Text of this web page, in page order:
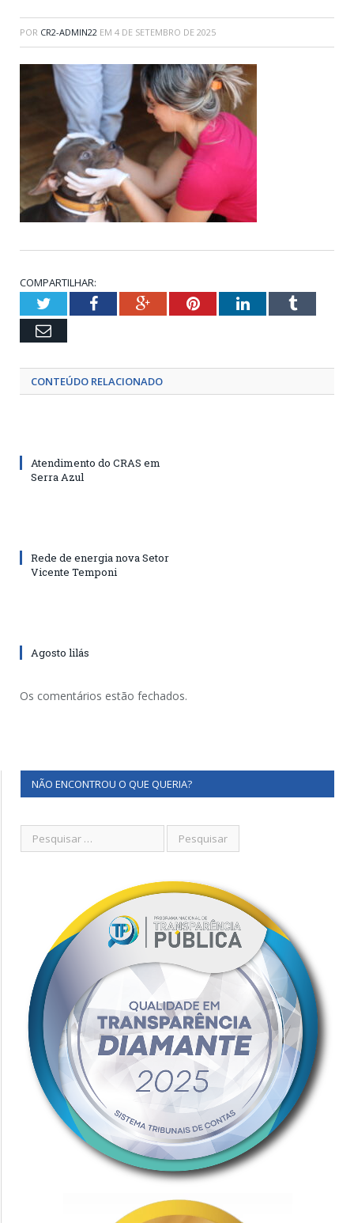
POR CR2-ADMIN22 EM 4 DE SETEMBRO DE 2025
COMPARTILHAR:
TwitterFacebookGoogle+PinterestLinkedInTumblr
Email
CONTEÚDO RELACIONADO
Atendimento do CRAS em
Serra Azul
Rede de energia nova Setor
Vicente Temponi
Agosto lilás
Os comentários estão fechados.
NÃO ENCONTROU O QUE QUERIA?